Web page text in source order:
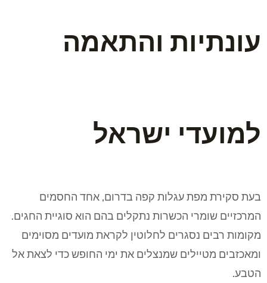
עונתיות והתאמה
למועדי ישראל
בעת סקירת מפת עגלות קפה בדרום, אחד החסמים
המרכזיים שומרי הכשרות נתקלים בהם הוא סוגיית החגים.
מקומות רבים נסגרים לחלוטין לקראת מועדים מסוימים
ומאכזבים מטיילים שמנצלים את ימי החופש כדי לצאת אל
הטבע.